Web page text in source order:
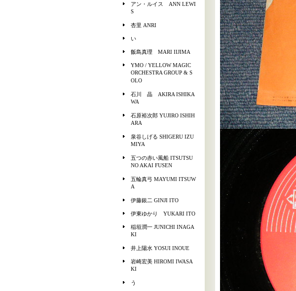
アン・ルイス ANN LEWI
S
杏里 ANRI
い
飯島真理 MARI IIJIMA
YMO / YELLOW MAGIC
ORCHESTRA GROUP & S
OLO
石川 晶 AKIRA ISHIKA
WA
石原裕次郎 YUJIRO ISHIH
ARA
泉谷しげる SHIGERU IZU
MIYA
五つの赤い風船 ITSUTSU
NO AKAI FUSEN
五輪真弓 MAYUMI ITSUW
A
伊藤銀二 GINJI ITO
伊東ゆかり YUKARI ITO
稲垣潤一 JUNICHI INAGA
KI
井上陽水 YOSUI INOUE
岩崎宏美 HIROMI IWASA
KI
う